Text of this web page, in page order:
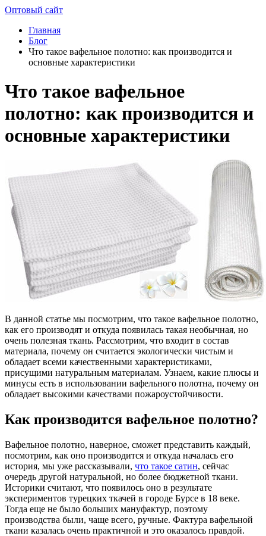
Оптовый сайт
Главная
Блог
Что такое вафельное полотно: как производится и
основные характеристики
Что такое вафельное
полотно: как производится и
основные характеристики
В данной статье мы посмотрим, что такое вафельное полотно,
как его производят и откуда появилась такая необычная, но
очень полезная ткань. Рассмотрим, что входит в состав
материала, почему он считается экологически чистым и
обладает всеми качественными характеристиками,
присущими натуральным материалам. Узнаем, какие плюсы и
минусы есть в использовании вафельного полотна, почему он
обладает высокими качествами пожароустойчивости.
Как производится вафельное полотно?
Вафельное полотно, наверное, сможет представить каждый,
посмотрим, как оно производится и откуда началась его
история, мы уже рассказывали, что такое сатин, сейчас
очередь другой натуральной, но более бюджетной ткани.
Историки считают, что появилось оно в результате
экспериментов турецких ткачей в городе Бурсе в 18 веке.
Тогда еще не было больших мануфактур, поэтому
производства были, чаще всего, ручные. Фактура вафельной
ткани казалась очень практичной и это оказалось правдой.